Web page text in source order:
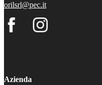
orilsrl@pec.it
Azienda